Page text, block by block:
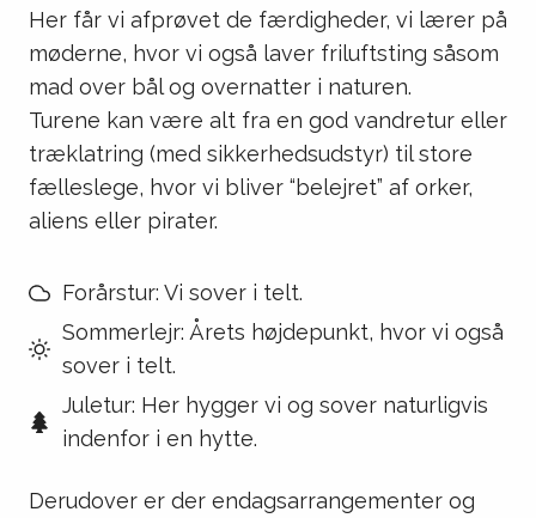
Her får vi afprøvet de færdigheder, vi lærer på
møderne, hvor vi også laver friluftsting såsom
mad over bål og overnatter i naturen.
Turene kan være alt fra en god vandretur eller
træklatring (med sikkerhedsudstyr) til store
fælleslege, hvor vi bliver “belejret” af orker,
aliens eller pirater.
Forårstur: Vi sover i telt.
Sommerlejr: Årets højdepunkt, hvor vi også
sover i telt.
Juletur: Her hygger vi og sover naturligvis
indenfor i en hytte.
Derudover er der endagsarrangementer og